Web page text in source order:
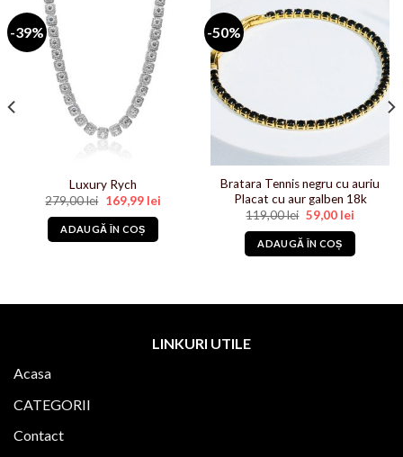
-39%
Luxury Rych
279,00lei Prețul
inițial
a
fost:
279,00 lei.
169,99 leiPrețul
ADAUGĂ ÎN COȘ
-50%
Bratara Tennis negru cu auriu
Placat cu aur galben 18k
119,00lei Prețul
inițial
a
fost:
119,00 lei.
59,00 leiPrețul
este:
59,00 lei.
ADAUGĂ ÎN COȘ
LINKURI UTILE
Acasa
CATEGORII
Contact